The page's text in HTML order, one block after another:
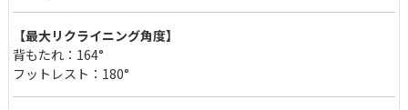
【最大リクライニング角度】
背もたれ：164°
フットレスト：180°